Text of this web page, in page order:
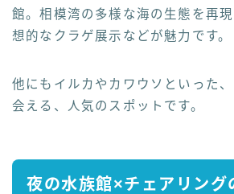
館。相模湾の多様な海の生態を再
想的なクラゲ展示などが魅力です。
他にもイルカやカワウソといった
会える、人気のスポットです。
夜の水族館×チェアリング